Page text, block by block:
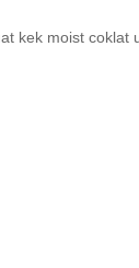
kek moist coklat